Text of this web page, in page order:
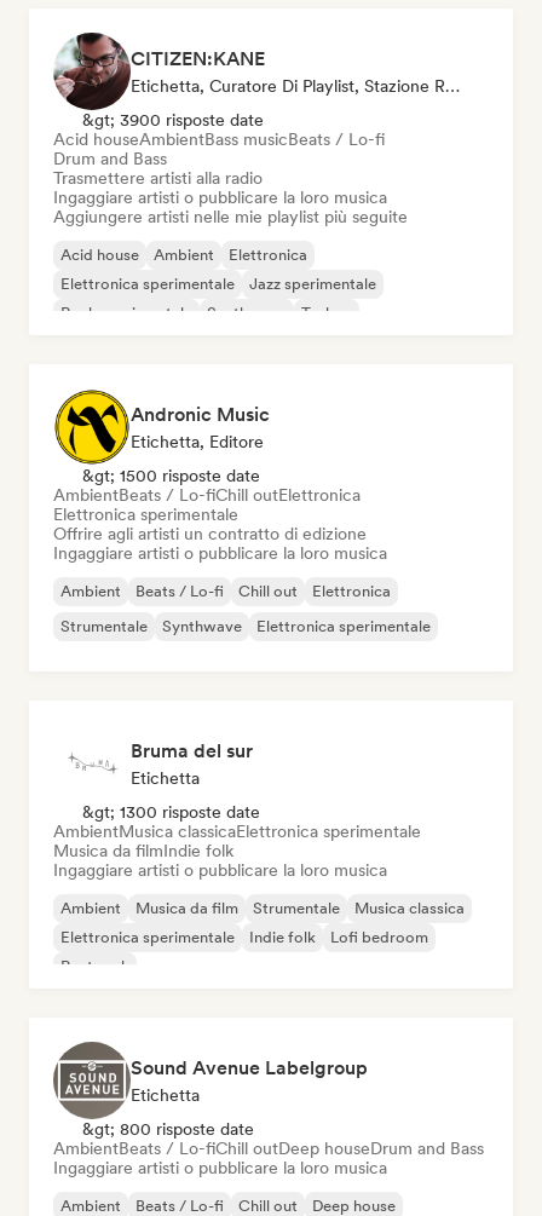
CITIZEN:KANE
Etichetta, Curatore Di Playlist, Stazione Radio
&gt; 3900 risposte date
Acid houseAmbientBass musicBeats / Lo-fi
Drum and Bass
Trasmettere artisti alla radio
Ingaggiare artisti o pubblicare la loro musica
Aggiungere artisti nelle mie playlist più seguite
Acid house Ambient
Elettronica
Elettronica sperimentale
Jazz sperimentale
Rock sperimentale
Synthwave Techno
Andronic Music
Etichetta, Editore
&gt; 1500 risposte date
AmbientBeats / Lo-fiChill outElettronica
Elettronica sperimentale
Offrire agli artisti un contratto di edizione
Ingaggiare artisti o pubblicare la loro musica
Ambient Beats / Lo-fi Chill out
Elettronica
Strumentale
Synthwave Elettronica sperimentale
Bruma del sur
Etichetta
&gt; 1300 risposte date
AmbientMusica classicaElettronica sperimentale
Musica da filmIndie folk
Ingaggiare artisti o pubblicare la loro musica
Ambient Musica da film Strumentale
Musica classica
Elettronica sperimentale
Indie folk
Lofi bedroom
Post rock
Sound Avenue Labelgroup
Etichetta
&gt; 800 risposte date
AmbientBeats / Lo-fiChill outDeep houseDrum and Bass
Ingaggiare artisti o pubblicare la loro musica
Ambient Beats / Lo-fi Chill out
Deep house